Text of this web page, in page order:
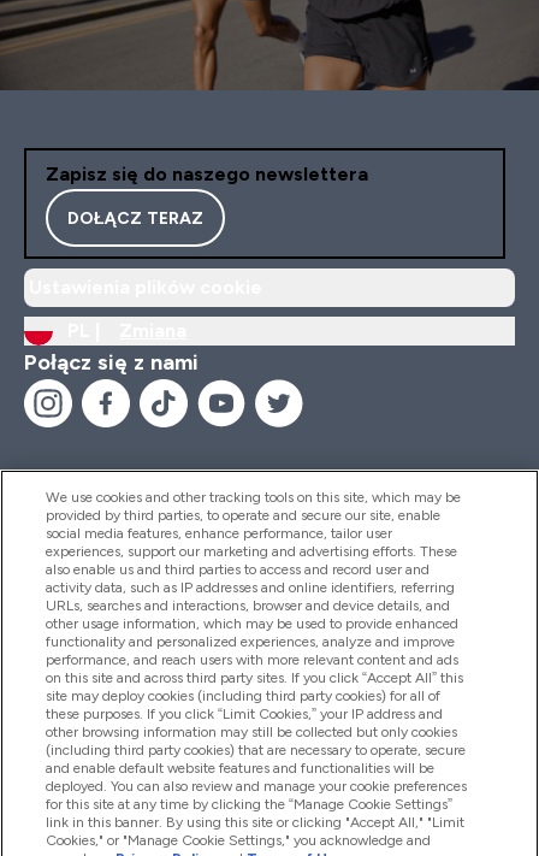
Zapisz się do naszego newslettera
DOŁĄCZ TERAZ
Połącz się z nami
Pomoc I Informacja
Produkty
Informacje O Firmie
Okazje W Myprotein
2026 The Hut.com Ltd
We use cookies and other tracking tools on this site, which may be
provided by third parties, to operate and secure our site, enable
social media features, enhance performance, tailor user
experiences, support our marketing and advertising efforts. These
also enable us and third parties to access and record user and
activity data, such as IP addresses and online identifiers, referring
URLs, searches and interactions, browser and device details, and
other usage information, which may be used to provide enhanced
functionality and personalized experiences, analyze and improve
performance, and reach users with more relevant content and ads
on this site and across third party sites. If you click “Accept All” this
site may deploy cookies (including third party cookies) for all of
these purposes. If you click “Limit Cookies,” your IP address and
other browsing information may still be collected but only cookies
(including third party cookies) that are necessary to operate, secure
and enable default website features and functionalities will be
deployed. You can also review and manage your cookie preferences
for this site at any time by clicking the “Manage Cookie Settings”
link in this banner. By using this site or clicking "Accept All," "Limit
Cookies," or "Manage Cookie Settings," you acknowledge and